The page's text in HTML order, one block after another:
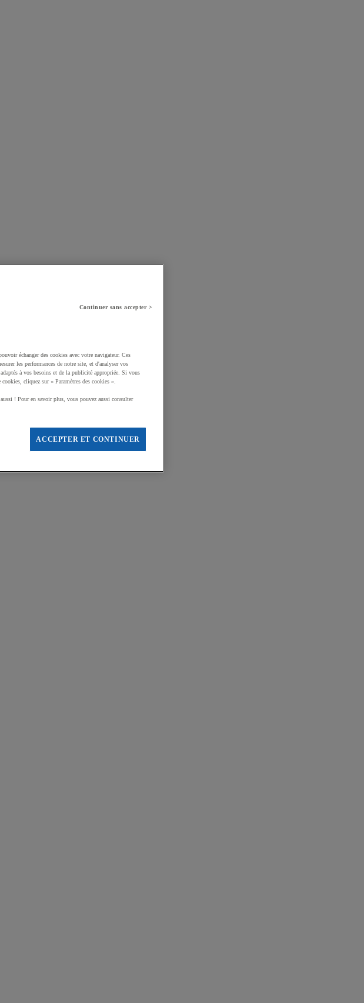
Continuer sans accepter >
échanger des cookies avec votre navigateur. Ces
les performances de notre site, et d'analyser vos
à vos besoins et de la publicité appropriée. Si vous
cliquez sur « Paramètres des cookies ».
! Pour en savoir plus, vous pouvez aussi consulter
ACCEPTER ET CONTINUER